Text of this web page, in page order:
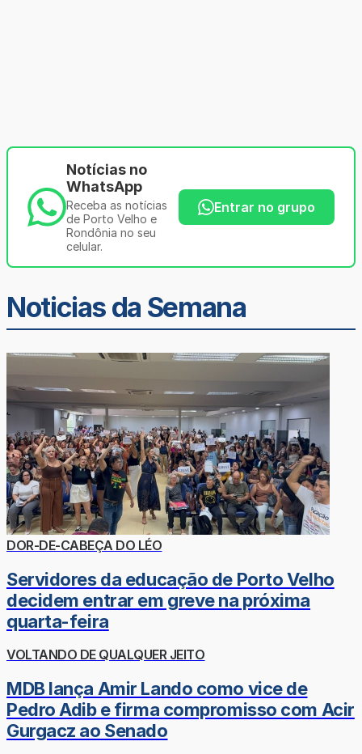
Notícias no
WhatsApp
Receba as notícias
de Porto Velho e
Rondônia no seu
celular.
Entrar no grupo
Noticias da Semana
DOR-DE-CABEÇA DO LÉO
Servidores da educação de Porto Velho
decidem entrar em greve na próxima
quarta-feira
VOLTANDO DE QUALQUER JEITO
MDB lança Amir Lando como vice de
Pedro Adib e firma compromisso com Acir
Gurgacz ao Senado